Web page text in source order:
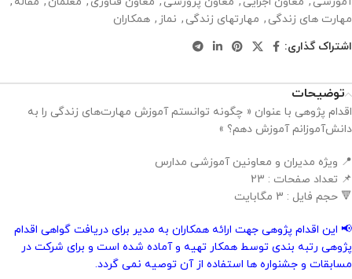
مهارت های زندگی , مهارتهای زندگی , نماز , همکاران
اشتراک گذاری:
توضیحات
اقدام پژوهی با عنوان « چگونه توانستم آموزش مهارت‌های زندگی را به
دانش‌آموزانم آموزش دهم؟ »
📍 ویژه مدیران و معاونین آموزشی مدارس
📌 تعداد صفحات : 23
🔻 حجم فایل : 3 مگابایت
📢 این اقدام پژوهی جهت ارائه همکاران به مدیر برای دریافت گواهی اقدام
پژوهی رتبه بندی توسط همکار تهیه و آماده شده است و برای شرکت در
مسابقات و جشنواره ها استفاده از آن توصیه نمی گردد.